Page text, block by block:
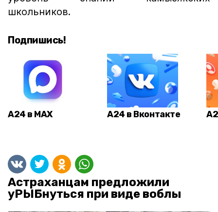
школьников.
Подпишись!
А24 в MAX А24 в Вконтакте
Астраханцам предложили
уРЫБнуться при виде воблы